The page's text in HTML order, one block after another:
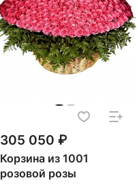
305 050 ₽
Корзина из 1001
розовой розы